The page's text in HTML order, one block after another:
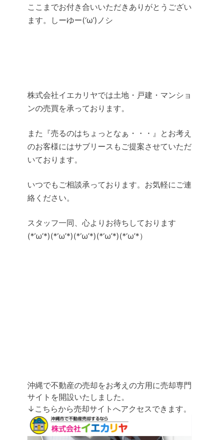
ここまでお付き合いいただきありがとうござい
ます。しーゆー(‘ω’)ノシ
株式会社イエカリヤでは土地・戸建・マンショ
ンの売買を承っております。
また『売るのはちょっとなぁ・・・』とお考え
のお客様にはサブリースもご提案させていただ
いております。
いつでもご相談承っております。お気軽にご連
絡ください。
スタッフ一同、心よりお待ちしております
(*’ω’*)(*’ω’*)(*’ω’*)(*’ω’*)(*’ω’*）
沖縄で不動産の売却をお考えの方用に売却専門
サイトを開設いたしました。
↓こちらから売却サイトへアクセスできます。